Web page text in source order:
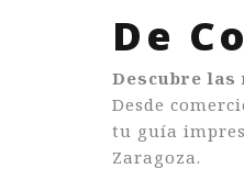
De
Descubre las
Desde
tu guía
Zaragoza.